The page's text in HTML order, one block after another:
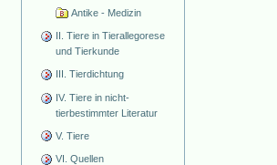
Antike - Medizin
II. Tiere in Tierallegorese
und Tierkunde
III. Tierdichtung
IV. Tiere in nicht-
tierbestimmter Literatur
V. Tiere
VI. Quellen